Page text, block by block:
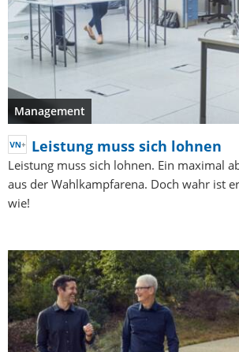
Management
Leistung muss sich lohnen
Leistung muss sich lohnen. Ein maximal
aus der Wahlkampfarena. Doch wahr ist
wie!